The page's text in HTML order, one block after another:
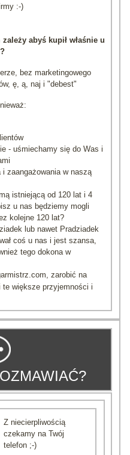
:-)
abyś kupił właśnie u
bez marketingowego
ę, ą, naj i "debest"
- uśmiechamy się do Was i
i zaangażowania w naszą
istniejącą od 120 lat i 4
u nas będziemy mogli
kolejne 120 lat?
lub nawet Pradziadek
coś u nas i jest szansa,
tego dokona w
zarobić na
te większe przyjemności i
Z niecierpliwością
czekamy na Twój
telefon ;-)